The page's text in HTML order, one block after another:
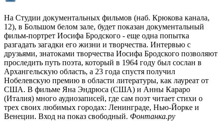
На Студии документальных фильмов (наб. Крюкова канала,
12), в Большом белом зале, будет показан документальный
фильм-портрет Иосифа Бродского - еще одна попытка
разгадать загадки его жизни и творчества. Интервью с
друзьями, знатоками творчества Иосифа Бродского позволяют
проследить путь поэта, который в 1964 году был сослан в
Архангельскую область, а 23 года спустя получил
Нобелевскую премию в области литературы, как лауреат от
США. В фильме Яна Эндрюса (США) и Анны Караро
(Италия) много аудиозаписей, где сам поэт читает стихи о
трех своих любимых городах: Ленинграде, Нью-Йорке и
Венеции. Вход на показ свободный. Фонтанка.ру